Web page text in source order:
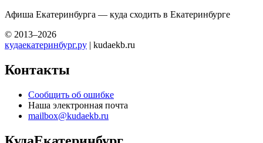
Афиша Екатеринбурга — куда сходить в Екатеринбурге
© 2013–2026
кудаекатеринбург.ру | kudaekb.ru
Контакты
Сообщить об ошибке
Наша электронная почта
mailbox@kudaekb.ru